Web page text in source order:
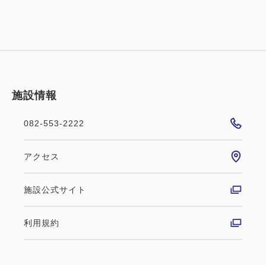
・ヒロシマパーキング(提携) TEL082-247-1144
〒730-0029 広島市中区三川町1-18
※利用可能時間：14：00〜12：00(一時出庫不可)
■精算方法■
す。
施設情報
082-553-2222
アクセス
施設公式サイト
利用規約